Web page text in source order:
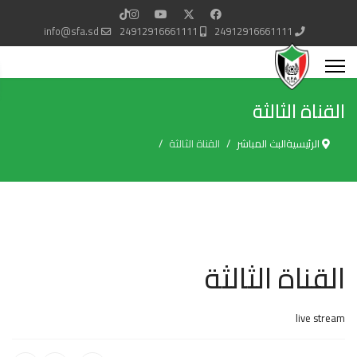
24912916661111
24912916661111
info@sfa.sd
القناة الثالثة
الرئيسيةالبث المباشر القناة الثالثة
القناة الثالثة
live stream